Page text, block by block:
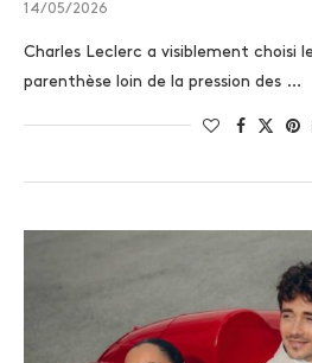
14/05/2026
Charles Leclerc a visiblement choisi
parenthèse loin de la pression des …